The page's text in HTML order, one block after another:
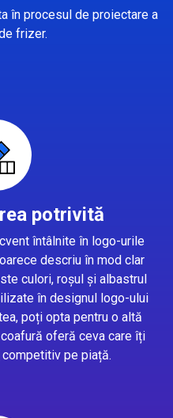
în procesul de proiectare a
frizer.
potrivită
întâlnite în logo-urile
descriu în mod clar
culori, roșul și albastrul
în designul logo-ului
poți opta pentru o altă
oferă ceva care îți
pe piață.